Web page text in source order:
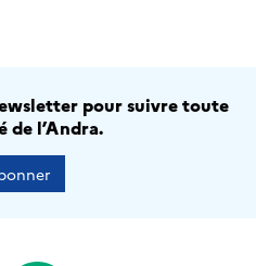
pour suivre toute
de l’Andra.